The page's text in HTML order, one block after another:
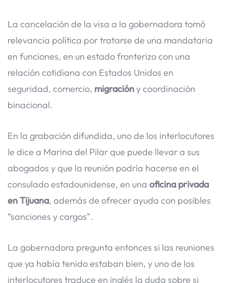
La cancelación de la visa a la gobernadora tomó
relevancia política por tratarse de una mandataria
en funciones, en un estado fronterizo con una
relación cotidiana con Estados Unidos en
seguridad, comercio, migracióny coordinación
binacional.
En la grabación difundida, uno de los interlocutores
le dice a Marina del Pilar que puede llevar a sus
abogados y que la reunión podría hacerse en el
consulado estadounidense, en una oficina privada
en Tijuana, además de ofrecer ayuda con posibles
“sanciones y cargos”.
La gobernadora pregunta entonces si las reuniones
que ya había tenido estaban bien, y uno de los
interlocutores traduce en inglés la duda sobre si